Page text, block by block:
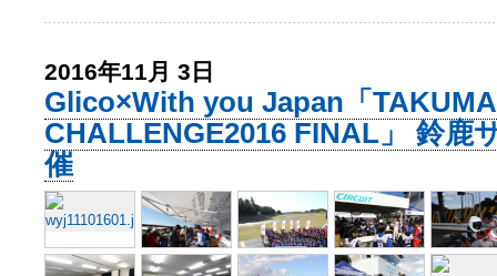
2016年11月 3日
Glico×With you Japan「
CHALLENGE2016 FINAL」 鈴鹿
催